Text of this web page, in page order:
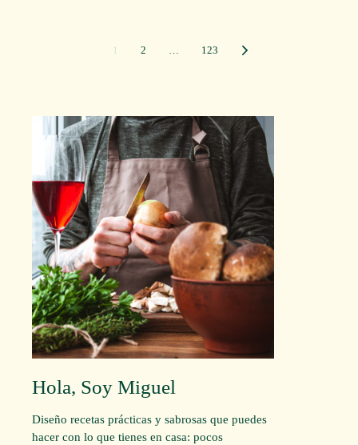
Paginación
de
entradas
1 2 … 123
Hola, Soy Miguel
Diseño recetas prácticas y sabrosas que puedes
hacer con lo que tienes en casa: pocos